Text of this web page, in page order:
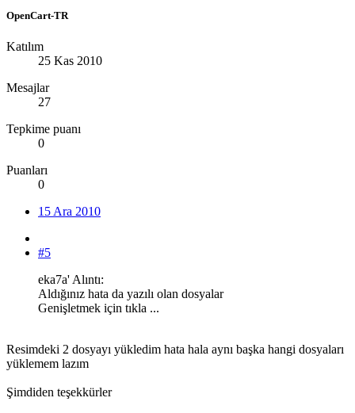
OpenCart-TR
Katılım
25 Kas 2010
Mesajlar
27
Tepkime puanı
0
Puanları
0
15 Ara 2010
#5
eka7a' Alıntı:
Aldığınız hata da yazılı olan dosyalar
Genişletmek için tıkla ...
Resimdeki 2 dosyayı yükledim hata hala aynı başka hangi dosyaları
yüklemem lazım
Şimdiden teşekkürler